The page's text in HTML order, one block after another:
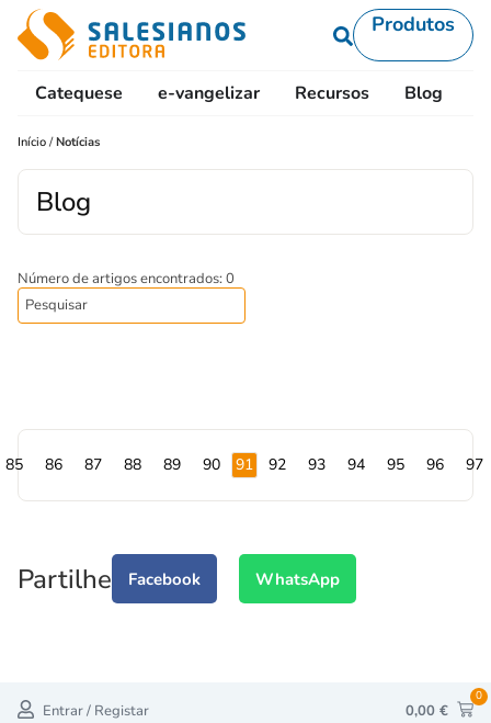
Produtos
Catequese e-vangelizar Recursos Blog
Início /Notícias
Blog
Número de artigos encontrados: 0
85 86 87 88 89 90 91 92 93 94 95 96 97
Partilhe Facebook WhatsApp
Entrar / Registar 0,00 €
0